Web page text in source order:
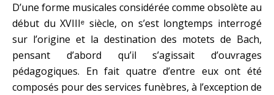
D’une forme musicales considérée comme obsolète au
début du XVIIIᵉ siècle, on s’est longtemps interrogé
sur l’origine et la destination des motets de Bach,
pensant d’abord qu’il s’agissait d’ouvrages
pédagogiques. En fait quatre d’entre eux ont été
composés pour des services funèbres, à l’exception de